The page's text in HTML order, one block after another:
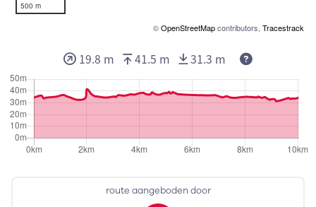
500 m
©OpenStreetMapcontributors, Tracestrack
route aangeboden door
19.8 m 41.5 m 31.3 m